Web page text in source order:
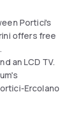
Portici's
offers free
an LCD TV.
Ercolano